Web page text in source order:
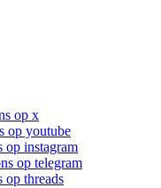
op x
op youtube
op instagram
op telegram
op threads